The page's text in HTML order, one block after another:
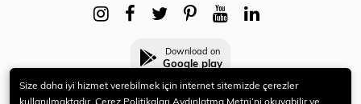
Download on
Google play
Size daha iyi hizmet verebilmek için internet sitemizde çerezler
kullanılmaktadır. Çerez Politikaları Aydınlatma Metni’ni okuyabilir ve